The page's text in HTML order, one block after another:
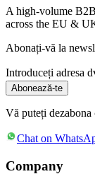
A high-volume
across the EU &
Abonați-vă la
Introduceți adresa
Abonează-te
Vă puteți dezabona
Chat on
Company